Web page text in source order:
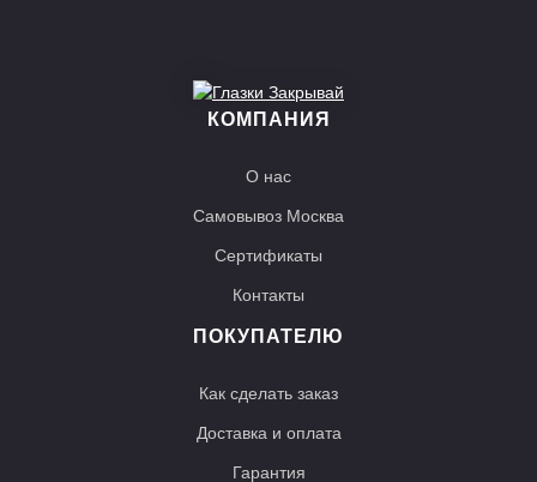
КОМПАНИЯ
О нас
Самовывоз Москва
Сертификаты
Контакты
ПОКУПАТЕЛЮ
Как сделать заказ
Доставка и оплата
Гарантия